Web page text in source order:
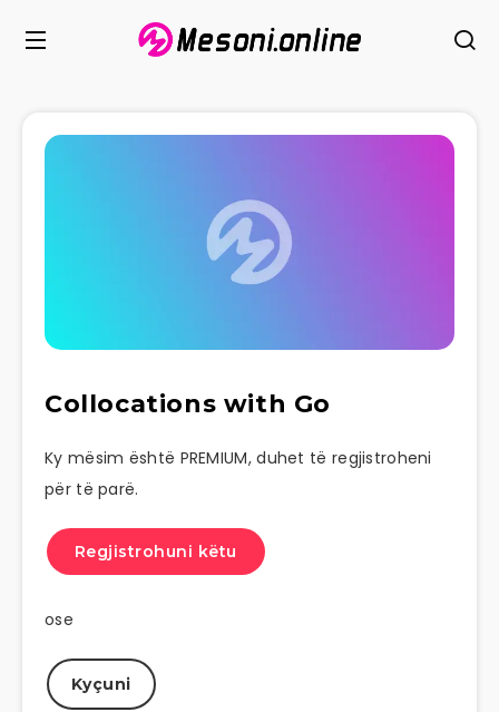
Collocations with Go
Ky mësim është PREMIUM, duhet të regjistroheni
për të parë.
Regjistrohuni këtu
ose
Kyçuni